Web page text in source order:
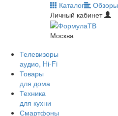
Каталог Обзоры
Личный кабинет
Москва
Телевизоры
аудио, Hi-Fi
Товары
для дома
Техника
для кухни
Смартфоны